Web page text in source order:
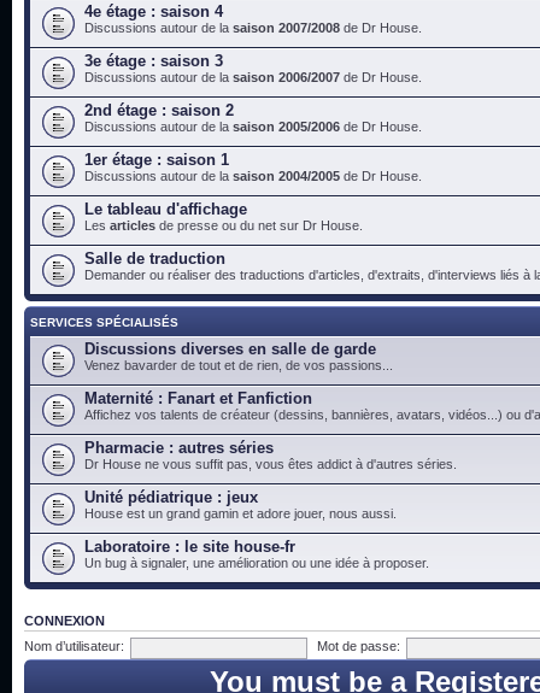
4e étage : saison 4
Discussions autour de la saison 2007/2008 de Dr House.
3e étage : saison 3
Discussions autour de la saison 2006/2007 de Dr House.
2nd étage : saison 2
Discussions autour de la saison 2005/2006 de Dr House.
1er étage : saison 1
Discussions autour de la saison 2004/2005 de Dr House.
Le tableau d'affichage
Les articles de presse ou du net sur Dr House.
Salle de traduction
Demander ou réaliser des traductions d'articles, d'extraits, d'interviews liés à
SERVICES SPÉCIALISÉS
Discussions diverses en salle de garde
Venez bavarder de tout et de rien, de vos passions...
Maternité : Fanart et Fanfiction
Affichez vos talents de créateur (dessins, bannières, avatars, vidéos...) ou
Pharmacie : autres séries
Dr House ne vous suffit pas, vous êtes addict à d'autres séries.
Unité pédiatrique : jeux
House est un grand gamin et adore jouer, nous aussi.
Laboratoire : le site house-fr
Un bug à signaler, une amélioration ou une idée à proposer.
CONNEXION
Nom d’utilisateur:
Mot de passe:
You must be a